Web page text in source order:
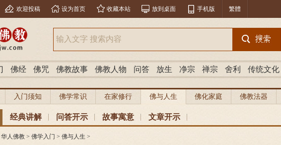
欢迎投稿 设为首页 收藏本站 放到桌面 手机版 繁體
佛经 佛咒 佛教故事 佛教人物 问答 放生 净宗 禅宗 舍利 传统文化
入门须知 佛学常识 在家修行 佛与人生 佛化家庭 佛教法器
经典讲解 问答开示 故事寓意 文章开示
华人佛教 > 佛学入门 > 佛与人生 >